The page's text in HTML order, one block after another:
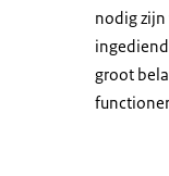
nodig zijn
groot